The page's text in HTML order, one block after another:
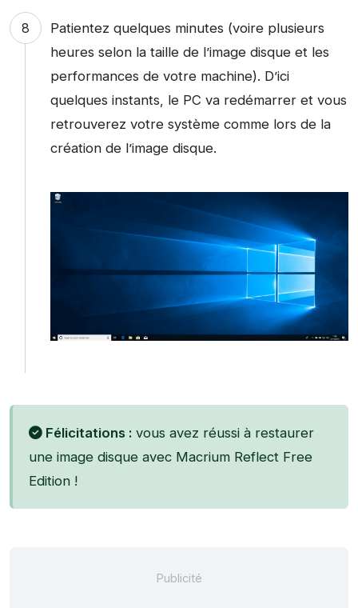
Patientez quelques minutes (voire plusieurs
heures selon la taille de l’image disque et les
performances de votre machine). D’ici
quelques instants, le PC va redémarrer et vous
retrouverez votre système comme lors de la
création de l’image disque.
Félicitations : vous avez réussi à restaurer
une image disque avec Macrium Reflect Free
Edition !